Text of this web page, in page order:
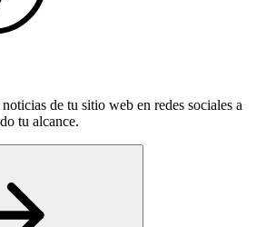
de tu sitio web en redes sociales a
tu alcance.